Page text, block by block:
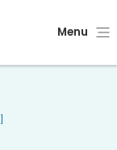
Menu